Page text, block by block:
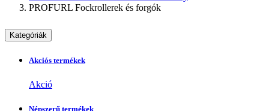
PROFURL Fockrollerek és forgók
Kategóriák
Akciós termékek
Akció
Népszerű termékek